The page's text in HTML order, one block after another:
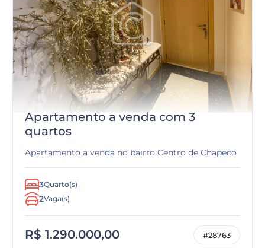
Apartamento a venda com 3
quartos
Apartamento a venda no bairro Centro de Chapecó
3Quarto(s)
2Vaga(s)
R$ 1.290.000,00 #28763